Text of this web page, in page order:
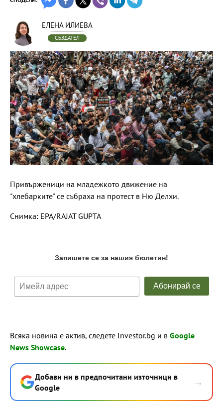
ЕЛЕНА ИЛИЕВА
СЪЗДАТЕЛ
Привърженици на младежкото движение на
"хлебарките" се събраха на протест в Ню Делхи.
Снимка: EPA/RAJAT GUPTA
Всяка новина е актив, следете Investor.bg и в Google
News Showcase.
Добави ни в предпочитани източници в
Google
→